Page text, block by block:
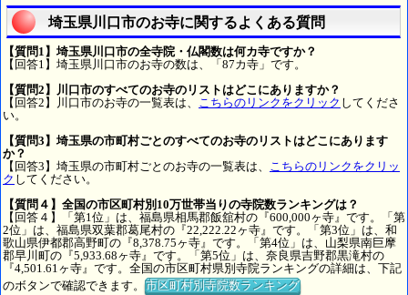
埼玉県川口市のお寺に関するよくある質問
【質問1】埼玉県川口市の全寺院・仏閣数は何カ寺ですか？
【回答1】埼玉県川口市のお寺の数は、「87カ寺」です。
【質問2】川口市のすべてのお寺のリストはどこにありますか？
【回答2】川口市のお寺の一覧表は、 こちらのリンクをクリック してくださ
い。
【質問3】埼玉県の市町村ごとのすべてのお寺のリストはどこにあります
か？
【回答3】埼玉県の市町村ごとのお寺の一覧表は、 こちらのリンクをクリッ
ク してください。
【質問４】全国の市区町村別10万世帯当りの寺院数ランキングは？
【回答４】「第1位」は、福島県相馬郡飯舘村の『600,000ヶ寺』です。「第
2位」は、福島県双葉郡葛尾村の『22,222.22ヶ寺』です。「第3位」は、和
歌山県伊都郡高野町の『8,378.75ヶ寺』です。「第4位」は、山梨県南巨摩
郡早川町の『5,933.68ヶ寺』です。「第5位」は、奈良県吉野郡黒滝村の
『4,501.61ヶ寺』です。全国の市区町村県別寺院ランキングの詳細は、下記
のボタンで確認できます。市区町村別寺院数ランキング